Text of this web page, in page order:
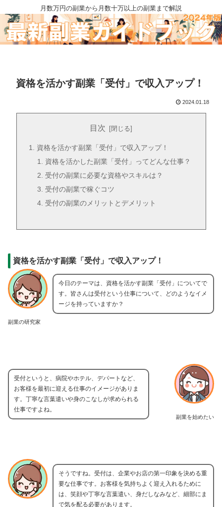
月数万円の副業から月数十万以上の副業まで解説
資格を活かす副業「受付」で収入アップ！
2024.01.18
目次
資格を活かす副業「受付」で収入アップ！
資格を活かした副業「受付」ってどんな仕事？
受付の副業に必要な資格やスキルは？
受付の副業で稼ぐコツ
受付の副業のメリットとデメリット
資格を活かす副業「受付」で収入アップ！
副業の研究家
今日のテーマは、資格を活かす副業「受付」についてで
す。皆さんは受付という仕事について、どのようなイメ
ージを持っていますか？
副業を始めたい
受付というと、病院やホテル、デパートなど、
お客様を最初に迎える仕事のイメージがありま
す。丁寧な言葉遣いや身のこなしが求められる
仕事ですよね。
そうですね。受付は、企業やお店の第一印象を決める重
要な仕事です。お客様を気持ちよく迎え入れるために
は、笑顔や丁寧な言葉遣い、身だしなみなど、細部にま
で気を配る必要があります。